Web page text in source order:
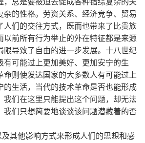
杂的性格。劳资关系、经济竞争、贸易
人们的交往方式，既而也带来了比贵族
以前所有行为举止的外在特征都是来源
限导致了自由的进一步发展。十八世纪
有可能过上更加美好、更加安宁的生
命则使发达国家的大多数人有可能过上
的生活，当代的技术革命是否也能形成
我们在这里只能提出这个问题，却无法
我们只想简要地谈谈该问题潜藏着的否
其他影响方式来形成人们的思想和感